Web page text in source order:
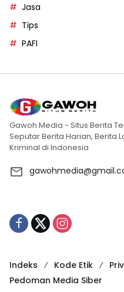
Jasa
Tips
PAFI
Gawoh Media - Situs Berita
Seputar Berita Harian, Berita
Kriminal di Indonesia
Indeks Kode Etik
Pedoman Media Siber